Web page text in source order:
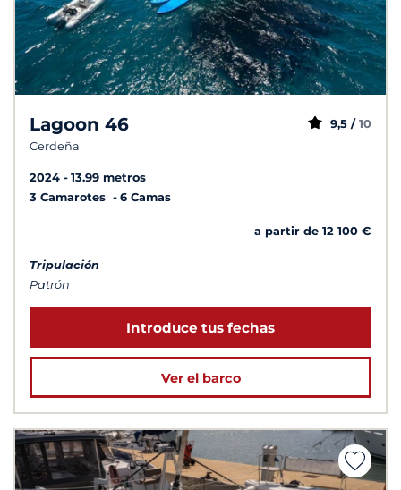
Lagoon 46
Cerdeña
9,5 / 10
2024
13.99 metros
3 Camarotes
6 Camas
a partir de 12 100 €
Tripulación
Patrón
Introduce tus fechas
Ver el barco